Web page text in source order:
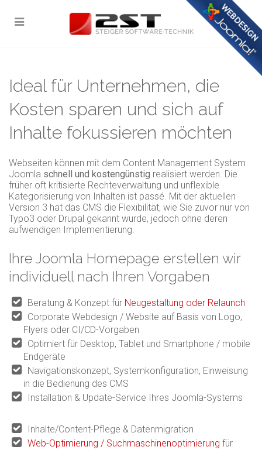
Ideal für Unternehmen, die
Kosten sparen und sich auf
Inhalte fokussieren möchten
Webseiten können mit dem Content Management System
Joomla schnell und kostengünstig realisiert werden. Die
früher oft kritisierte Rechteverwaltung und unflexible
Kategorisierung von Inhalten ist passé. Mit der aktuellen
Version 3 hat das CMS die Flexibilität, wie Sie zuvor nur von
Typo3 oder Drupal gekannt wurde, jedoch ohne deren
aufwendigen Implementierung.
Ihre Joomla Homepage erstellen wir
individuell nach Ihren Vorgaben
Beratung & Konzept für Neugestaltung oder Relaunch
Corporate Webdesign / Website auf Basis von Logo,
Flyers oder CI/CD-Vorgaben
Optimiert für Desktop, Tablet und Smartphone / mobile
Endgeräte
Navigationskonzept, Systemkonfiguration, Einweisung
in die Bedienung des CMS
Installation & Update-Service Ihres Joomla-Systems
Inhalte/Content-Pflege & Datenmigration
Web-Optimierung / Suchmaschinenoptimierung für